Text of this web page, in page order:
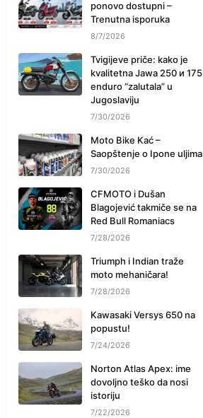
ponovo dostupni –
Trenutna isporuka
8/7/2026
Tvigijeve priče: kako je
kvalitetna Jawa 250 и 175
enduro “zalutala” u
Jugoslaviju
7/30/2026
Moto Bike Kać –
Saopštenje o Ipone uljima
7/30/2026
CFMOTO i Dušan
Blagojević takmiče se na
Red Bull Romaniacs
7/28/2026
Triumph i Indian traže
moto mehaničara!
7/28/2026
Kawasaki Versys 650 na
popustu!
7/24/2026
Norton Atlas Apex: ime
dovoljno teško da nosi
istoriju
7/22/2026